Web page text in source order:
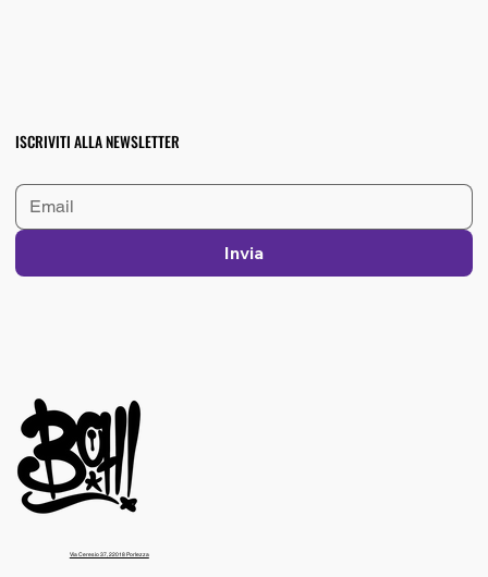
ISCRIVITI ALLA NEWSLETTER
Invia
Via Ceresio 37, 22018 Porlezza